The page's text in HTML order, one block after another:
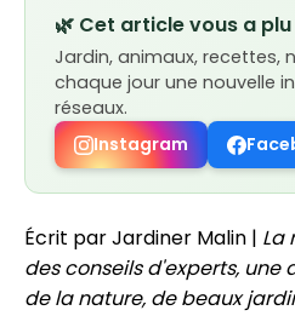
🌿 Cet article vous a plu
Jardin, animaux, recettes,
chaque jour une nouvelle
réseaux.
Instagram
Écrit par Jardiner Malin | La
des conseils d'experts,
de la nature, de beaux